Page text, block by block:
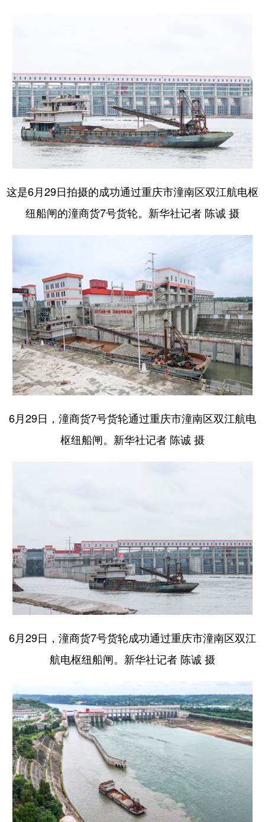
这是6月29日拍摄的成功通过重庆市潼南区双江航电枢
纽船闸的潼商货7号货轮。新华社记者 陈诚 摄
6月29日，潼商货7号货轮通过重庆市潼南区双江航电
枢纽船闸。新华社记者 陈诚 摄
6月29日，潼商货7号货轮成功通过重庆市潼南区双江
航电枢纽船闸。新华社记者 陈诚 摄